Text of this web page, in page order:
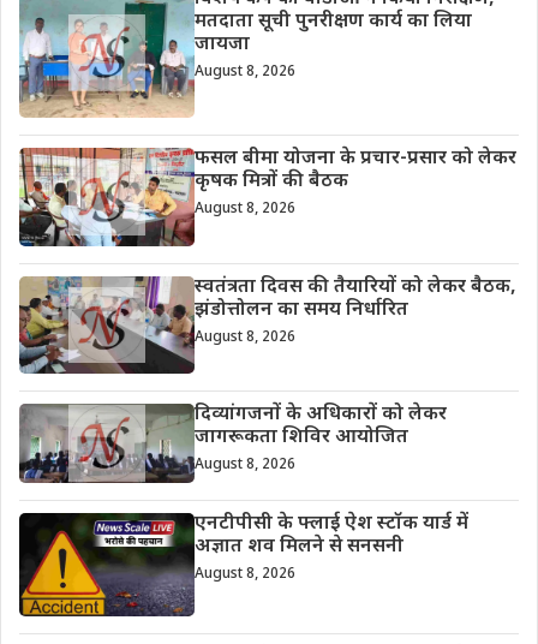
मतदाता सूची पुनरीक्षण कार्य का लिया
जायजा
August 8, 2026
फसल बीमा योजना के प्रचार-प्रसार को लेकर
कृषक मित्रों की बैठक
August 8, 2026
स्वतंत्रता दिवस की तैयारियों को लेकर बैठक,
झंडोत्तोलन का समय निर्धारित
August 8, 2026
दिव्यांगजनों के अधिकारों को लेकर
जागरूकता शिविर आयोजित
August 8, 2026
एनटीपीसी के फ्लाई ऐश स्टॉक यार्ड में
अज्ञात शव मिलने से सनसनी
August 8, 2026